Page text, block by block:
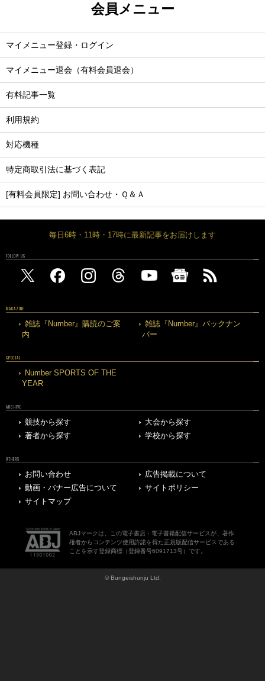
会員メニュー
マイメニュー登録・ログイン
マイメニュー退会（有料会員退会）
有料記事一覧
利用規約
対応機種
特定商取引法に基づく表記
[有料会員限定] お問い合わせ・Ｑ＆Ａ
毎日6時・11時・17時に最新記事をお届けします
FOLLOW US
MAGAZINE
雑誌『Number』購読のご案
内
雑誌『Number』バックナン
バー
SPECIAL
Number SPORTS OF THE
YEAR
ARCHIVE
競技から探す
大会から探す
著者から探す
学校から探す
OTHERS
お問い合わせ
広告掲載について
動画・バナー広告について
サイトポリシー
サイトマップ
ABJマークは、この電子書店・電子書籍配信サービスが、著作
権者からコンテンツ使用許諾を得た正規版配信サービスである
ことを示す登録商標（登録番号6091713号）です。
© Bungeishunju Ltd.